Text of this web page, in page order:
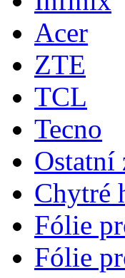
Acer
ZTE
TCL
Tecno
Ostatní
Chytré
Fólie
Fólie